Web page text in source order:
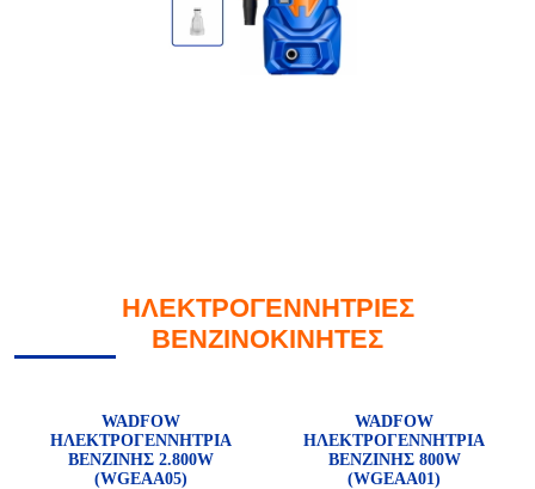
ΗΛΕΚΤΡΟΓΕΝΝΗΤΡΙΕΣ
ΒΕΝΖΙΝΟΚΙΝΗΤΕΣ
WADFOW
ΗΛΕΚΤΡΟΓΕΝΝΗΤΡΙΑ
ΒΕΝΖΙΝΗΣ 2.800W
(WGEAA05)
WADFOW
ΗΛΕΚΤΡΟΓΕΝΝΗΤΡΙΑ
ΒΕΝΖΙΝΗΣ 800W
(WGEAA01)